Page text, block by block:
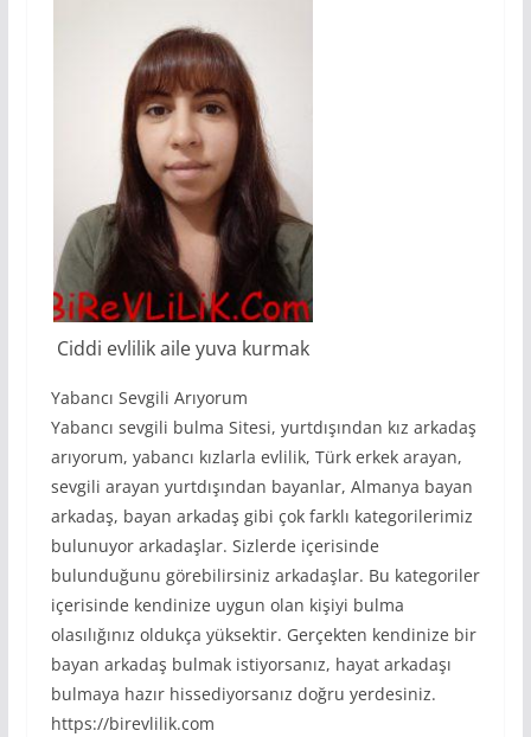
Ciddi evlilik aile yuva kurmak
Yabancı Sevgili Arıyorum
Yabancı sevgili bulma Sitesi, yurtdışından kız arkadaş
arıyorum, yabancı kızlarla evlilik, Türk erkek arayan,
sevgili arayan yurtdışından bayanlar, Almanya bayan
arkadaş, bayan arkadaş gibi çok farklı kategorilerimiz
bulunuyor arkadaşlar. Sizlerde içerisinde
bulunduğunu görebilirsiniz arkadaşlar. Bu kategoriler
içerisinde kendinize uygun olan kişiyi bulma
olasılığınız oldukça yüksektir. Gerçekten kendinize bir
bayan arkadaş bulmak istiyorsanız, hayat arkadaşı
bulmaya hazır hissediyorsanız doğru yerdesiniz.
https://birevlilik.com